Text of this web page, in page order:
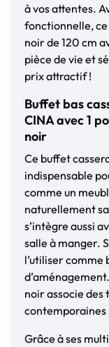
à vos attentes.
fonctionnelle,
noir de 120 cm
pièce de vie et
prix attractif !
Buffet bas
CINA avec 1
noir
Ce buffet
indispensable
comme un
naturellement
s’intègre aussi
salle à manger.
l’utiliser comme
noir associe des
contemporaines
Grâce à ses